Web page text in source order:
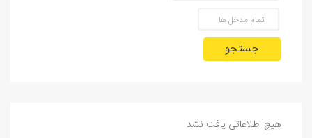
جستجو
هیچ اطلاعاتی یافت نشد